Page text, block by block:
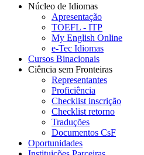
Núcleo de Idiomas
Apresentação
TOEFL - ITP
My English Online
e-Tec Idiomas
Cursos Binacionais
Ciência sem Fronteiras
Representantes
Proficiência
Checklist inscrição
Checklist retorno
Traduções
Documentos CsF
Oportunidades